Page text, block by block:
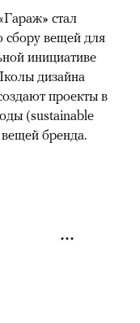
стал
сбору вещей для
инициативе
дизайна
проекты в
(sustainable
бренда.